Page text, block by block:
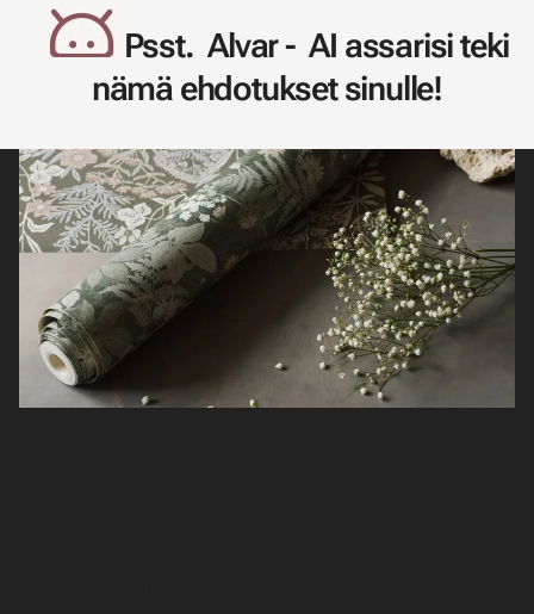
Psst. Alvar - AI assarisi teki
nämä ehdotukset sinulle!